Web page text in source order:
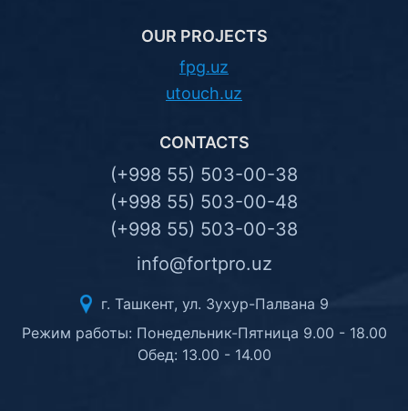
OUR PROJECTS
fpg.uz
utouch.uz
CONTACTS
(+998 55) 503-00-38
(+998 55) 503-00-48
(+998 55) 503-00-38
info@fortpro.uz
г. Ташкент, ул. Зухур-Палвана 9
Режим работы: Понедельник-Пятница 9.00 - 18.00
Обед: 13.00 - 14.00